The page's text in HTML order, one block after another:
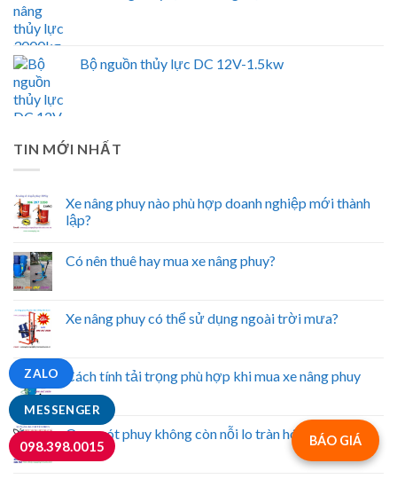
MESSENGER
ZALO
098.398.0015
Bộ nguồn thủy lực DC 12V-1.5kw
TIN MỚI NHẤT
Xe nâng phuy nào phù hợp doanh nghiệp mới thành
lập?
Có nên thuê hay mua xe nâng phuy?
Xe nâng phuy có thể sử dụng ngoài trời mưa?
Cách tính tải trọng phù hợp khi mua xe nâng phuy
Quay rót phuy không còn nỗi lo tràn hóa chấtBÁO GIÁ